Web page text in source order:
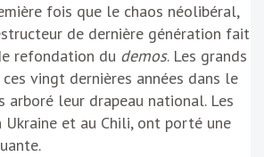
fois que le chaos néolibéral,
de dernière génération fait
refondation du demos. Les grands
vingt dernières années dans le
leur drapeau national. Les
Ukraine et au Chili, ont porté une